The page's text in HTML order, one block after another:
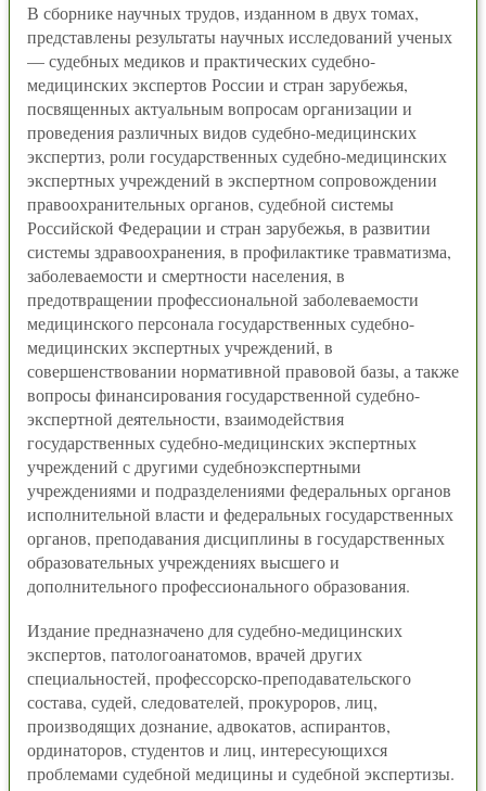
В сборнике научных трудов, изданном в двух томах,
представлены результаты научных исследований ученых
— судебных медиков и практических судебно-
медицинских экспертов России и стран зарубежья,
посвященных актуальным вопросам организации и
проведения различных видов судебно-медицинских
экспертиз, роли государственных судебно-медицинских
экспертных учреждений в экспертном сопровождении
правоохранительных органов, судебной системы
Российской Федерации и стран зарубежья, в развитии
системы здравоохранения, в профилактике травматизма,
заболеваемости и смертности населения, в
предотвращении профессиональной заболеваемости
медицинского персонала государственных судебно-
медицинских экспертных учреждений, в
совершенствовании нормативной правовой базы, а также
вопросы финансирования государственной судебно-
экспертной деятельности, взаимодействия
государственных судебно-медицинских экспертных
учреждений с другими судебноэкспертными
учреждениями и подразделениями федеральных органов
исполнительной власти и федеральных государственных
органов, преподавания дисциплины в государственных
образовательных учреждениях высшего и
дополнительного профессионального образования.
Издание предназначено для судебно-медицинских
экспертов, патологоанатомов, врачей других
специальностей, профессорско-преподавательского
состава, судей, следователей, прокуроров, лиц,
производящих дознание, адвокатов, аспирантов,
ординаторов, студентов и лиц, интересующихся
проблемами судебной медицины и судебной экспертизы.